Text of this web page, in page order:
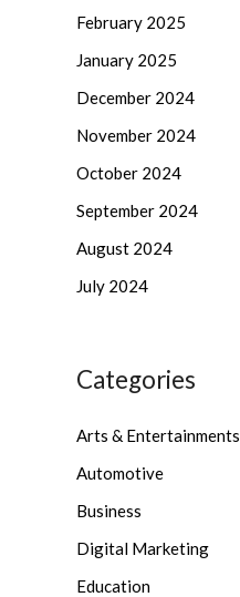
February 2025
January 2025
December 2024
November 2024
October 2024
September 2024
August 2024
July 2024
Categories
Arts & Entertainments
Automotive
Business
Digital Marketing
Education